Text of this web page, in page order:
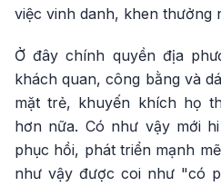
việc vinh danh, khen thưởng
Ở đây chính quyền địa
khách quan, công bằng và
mặt trẻ, khuyến khích họ
hơn nữa. Có như vậy mới
phục hồi, phát triển mạnh
như vậy được coi như "có